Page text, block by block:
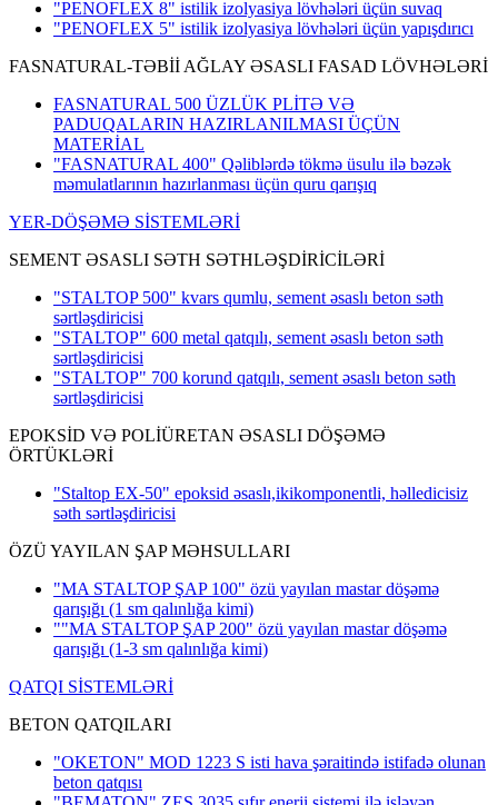
"PENOFLEX 8" istilik izolyasiya lövhələri üçün suvaq
"PENOFLEX 5" istilik izolyasiya lövhələri üçün yapışdırıcı
FASNATURAL-TƏBİİ AĞLAY ƏSASLI FASAD LÖVHƏLƏRİ
FASNATURAL 500 ÜZLÜK PLİTƏ VƏ
PADUQALARIN HAZIRLANILMASI ÜÇÜN
MATERİAL
"FASNATURAL 400" Qəliblərdə tökmə üsulu ilə bəzək
məmulatlarının hazırlanması üçün quru qarışıq
YER-DÖŞƏMƏ SİSTEMLƏRİ
SEMENT ƏSASLI SƏTH SƏTHLƏŞDİRİCİLƏRİ
"STALTOP 500" kvars qumlu, sement əsaslı beton səth
sərtləşdiricisi
"STALTOP" 600 metal qatqılı, sement əsaslı beton səth
sərtləşdiricisi
"STALTOP" 700 korund qatqılı, sement əsaslı beton səth
sərtləşdiricisi
EPOKSİD VƏ POLİÜRETAN ƏSASLI DÖŞƏMƏ
ÖRTÜKLƏRİ
"Staltop EX-50" epoksid əsaslı,ikikomponentli, həlledicisiz
səth sərtləşdiricisi
ÖZÜ YAYILAN ŞAP MƏHSULLARI
"MA STALTOP ŞAP 100" özü yayılan mastar döşəmə
qarışığı (1 sm qalınlığa kimi)
""MA STALTOP ŞAP 200" özü yayılan mastar döşəmə
qarışığı (1-3 sm qalınlığa kimi)
QATQI SİSTEMLƏRİ
BETON QATQILARI
"OKETON" MOD 1223 S isti hava şəraitində istifadə olunan
beton qatqısı